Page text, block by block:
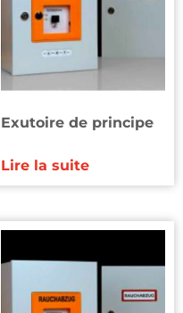
Exutoire de principe
Lire la suite